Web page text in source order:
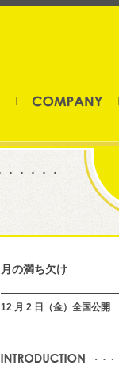
月の満ち欠け
12 月 2 日（金）全国公開